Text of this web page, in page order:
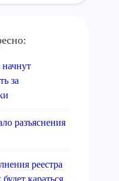
за
разъяснения
реестра
караться